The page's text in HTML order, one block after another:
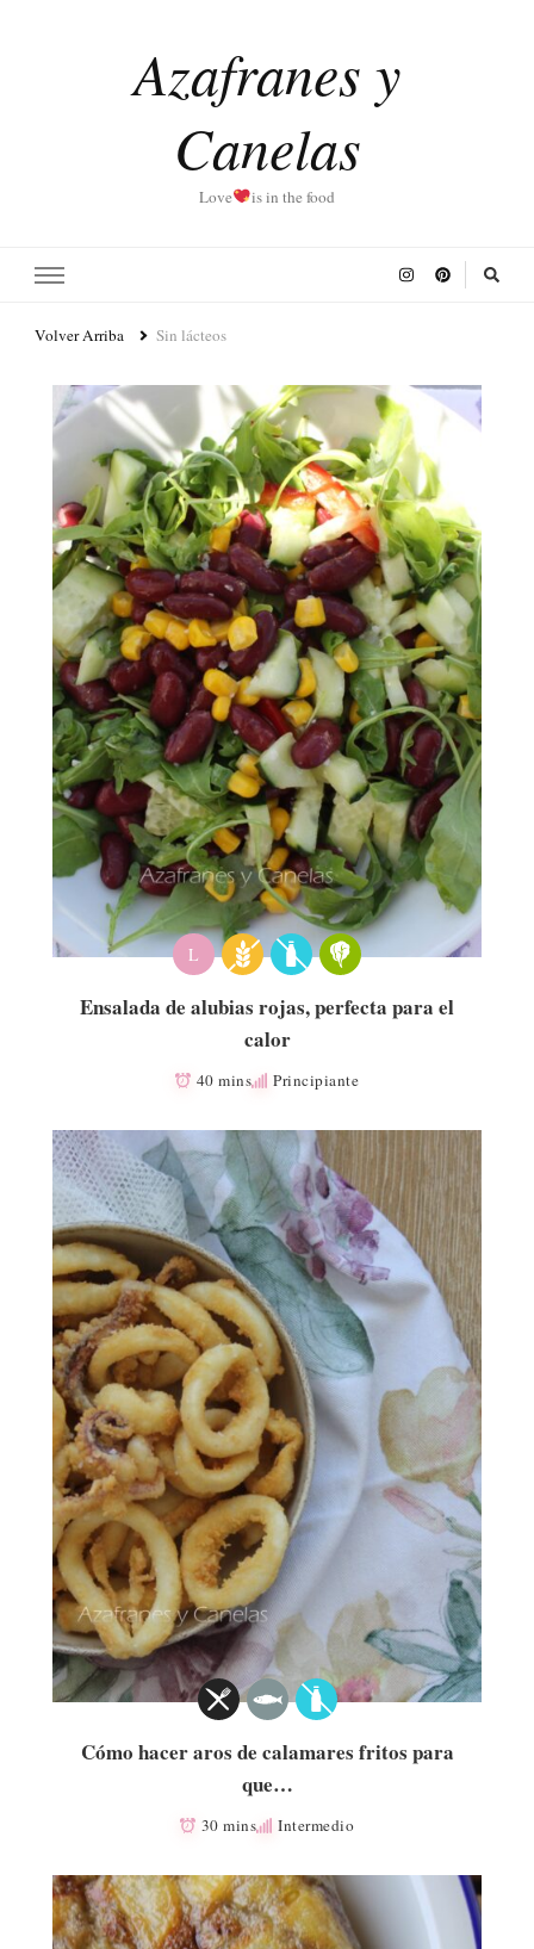
Azafranes y
Canelas
Love is in the food
Volver Arriba Sin lácteos
L
Ensalada de alubias rojas, perfecta para el
calor
40 mins Principiante
Cómo hacer aros de calamares fritos para
que…
30 mins Intermedio